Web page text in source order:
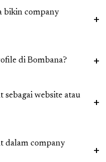
bikin company
di Bombana?
website atau
dalam company